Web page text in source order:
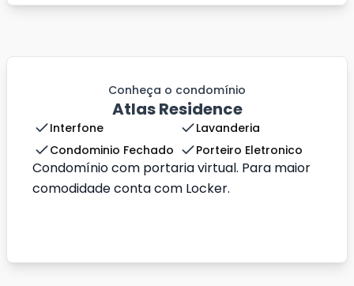
Conheça o condomínio
Atlas Residence
Interfone
Lavanderia
Condominio Fechado
Porteiro Eletronico
Condomínio com portaria virtual. Para maior
comodidade conta com Locker.